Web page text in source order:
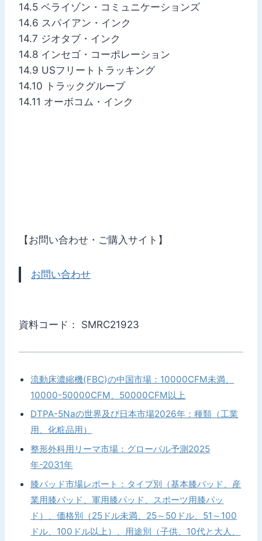
14.5 ベライゾン・コミュニケーションズ
14.6 スパイアン・インク
14.7 ジオタブ・インク
14.8 インセゴ・コーポレーション
14.9 USフリートトラッキング
14.10 トラックグループ
14.11 オーボコム・インク
【お問い合わせ・ご購入サイト】
お問い合わせ
資料コード： SMRC21923
流動床濃縮機(FBC)の中国市場：10000CFM未満、
10000-50000CFM、50000CFM以上
DTPA-5Naの世界及び日本市場2026年：種類（工業
用、化粧品用）
整形外科用リーマ市場：グローバル予測2025
年-2031年
膝パッド市場レポート：タイプ別（基本膝パッド、産
業用膝パッド、軍用膝パッド、スポーツ用膝パッ
ド）、価格別（25ドル未満、25～50ドル、51～100
ドル、100ドル以上）、用途別（子供、10代と大人、